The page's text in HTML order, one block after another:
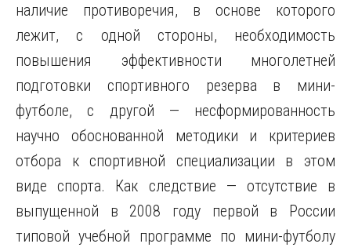
наличие противоречия, в основе которого
лежит, с одной стороны, необходимость
повышения эффективности многолетней
подготовки спортивного резерва в мини-
футболе, с другой — несформированность
научно обоснованной методики и критериев
отбора к спортивной специализации в этом
виде спорта. Как следствие — отсутствие в
выпущенной в 2008 году первой в России
типовой учебной программе по мини-футболу